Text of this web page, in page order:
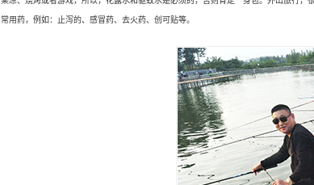
常用药，例如：止泻的、感冒药、去火药、创可贴等。